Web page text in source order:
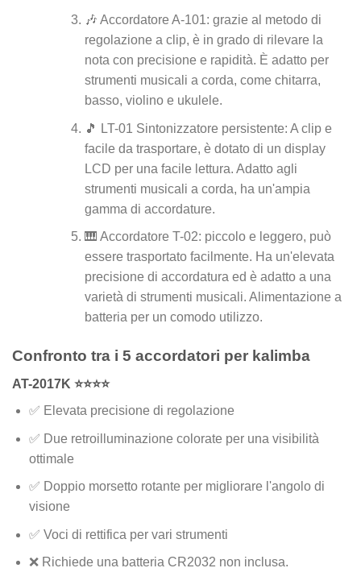
🎶 Accordatore A-101: grazie al metodo di
regolazione a clip, è in grado di rilevare la
nota con precisione e rapidità. È adatto per
strumenti musicali a corda, come chitarra,
basso, violino e ukulele.
🎵 LT-01 Sintonizzatore persistente: A clip e
facile da trasportare, è dotato di un display
LCD per una facile lettura. Adatto agli
strumenti musicali a corda, ha un'ampia
gamma di accordature.
🎹 Accordatore T-02: piccolo e leggero, può
essere trasportato facilmente. Ha un'elevata
precisione di accordatura ed è adatto a una
varietà di strumenti musicali. Alimentazione a
batteria per un comodo utilizzo.
Confronto tra i 5 accordatori per kalimba
AT-2017K ⭐⭐⭐⭐
✅ Elevata precisione di regolazione
✅ Due retroilluminazione colorate per una visibilità
ottimale
✅ Doppio morsetto rotante per migliorare l'angolo di
visione
✅ Voci di rettifica per vari strumenti
❌ Richiede una batteria CR2032 non inclusa.